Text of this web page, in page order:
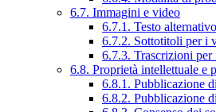
6.7. Immagini e video
6.7.1. Testo
6.7.2. Sottotitoli per i
6.7.3. Trascrizioni per
6.8. Proprietà intellettuale e
6.8.1. Pubblicazione
6.8.2. Pubblicazione